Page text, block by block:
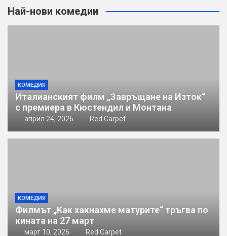
Най-нови комедии
КОМЕДИЯ
Италианският филм „Завръщане на Изток“
с премиера в Кюстендил и Монтана
април 24, 2026 Red Carpet
КОМЕДИЯ
Филмът „Как хакнахме матурите“ тръгва по
кината на 27 март
март 10, 2026 Red Carpet